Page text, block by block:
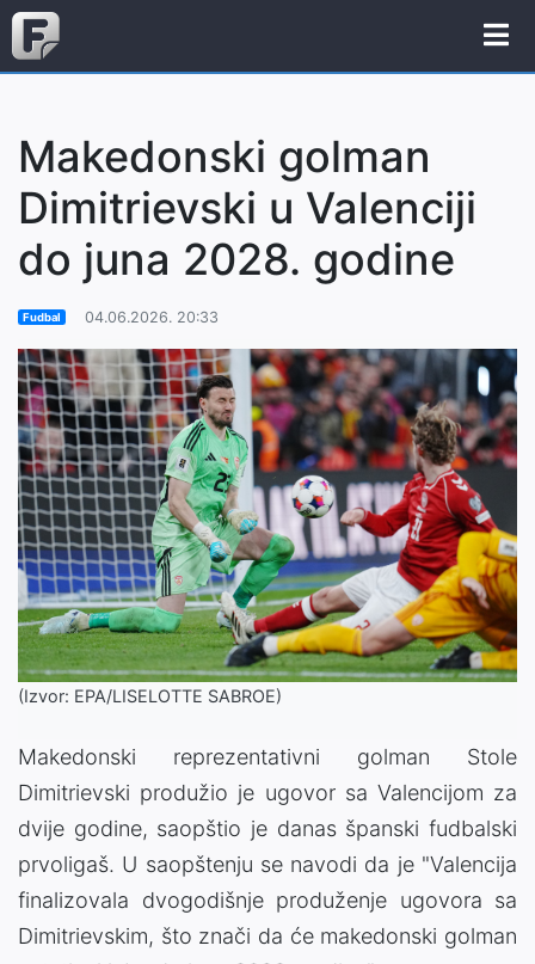
Makedonski golman
Dimitrievski u Valenciji
do juna 2028. godine
Fudbal 04.06.2026. 20:33
(Izvor: EPA/LISELOTTE SABROE)
Makedonski reprezentativni golman Stole
Dimitrievski produžio je ugovor sa Valencijom za
dvije godine, saopštio je danas španski fudbalski
prvoligaš. U saopštenju se navodi da je "Valencija
finalizovala dvogodišnje produženje ugovora sa
Dimitrievskim, što znači da će makedonski golman